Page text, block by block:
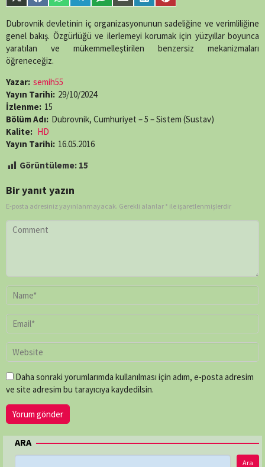
single-
line89
on
X
(Twitter)
on
Facebook
on
WhatsApp
on
Telegram
on
SMS
on
Email
on
LinkedIn
on
Pinterest
Dubrovnik devletinin iç organizasyonunun sadeliğine ve verimliliğine
genel bakış. Özgürlüğü ve ilerlemeyi korumak için yüzyıllar boyunca
yaratılan ve mükemmelleştirilen benzersiz mekanizmaları
öğreneceğiz.
Yazar: semih55
Yayın Tarihi: 29/10/2024
İzlenme: 15
Bölüm Adı: Dubrovnik, Cumhuriyet – 5 – Sistem (Sustav)
Kalite: HD
Yayın Tarihi: 16.05.2016
Görüntüleme: 15
Bir yanıt yazın
E-posta adresiniz yayınlanmayacak. Gerekli alanlar * ile işaretlenmişlerdir
Daha sonraki yorumlarımda kullanılması için adım, e-posta adresim
ve site adresim bu tarayıcıya kaydedilsin.
ARA
Ara